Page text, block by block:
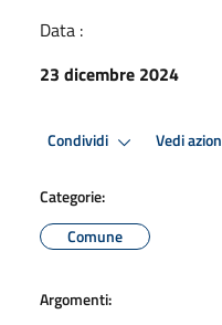
Data :
23 dicembre 2024
Condividi Vedi
Categorie:
Comune
Argomenti: